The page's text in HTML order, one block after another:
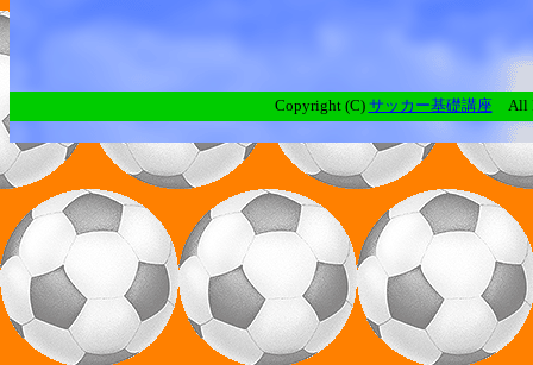
Copyright (C) サッカー基礎講座All